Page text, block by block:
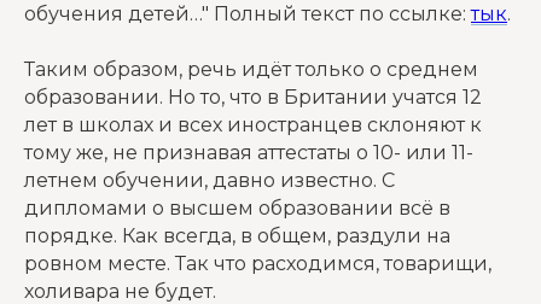
обучения детей…" Полный текст по ссылке:тык.
Таким образом, речь идёт только о среднем
образовании. Но то, что в Британии учатся 12
лет в школах и всех иностранцев склоняют к
тому же, не признавая аттестаты о 10- или 11-
летнем обучении, давно известно. С
дипломами о высшем образовании всё в
порядке. Как всегда, в общем, раздули на
ровном месте. Так что расходимся, товарищи,
холивара не будет.